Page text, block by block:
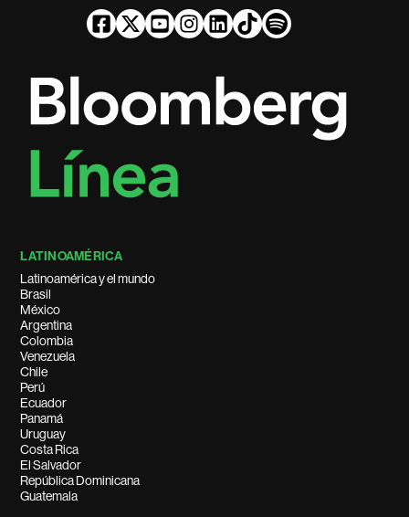
LATINOAMÉRICA
Latinoamérica y el mundo
Brasil
México
Argentina
Colombia
Venezuela
Chile
Perú
Ecuador
Panamá
Uruguay
Costa Rica
El Salvador
República Dominicana
Guatemala